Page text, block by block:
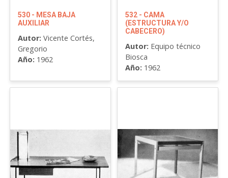
530 - MESA BAJA
AUXILIAR
Autor: Vicente Cortés,
Gregorio
Año: 1962
532 - CAMA
(ESTRUCTURA Y/O
CABECERO)
Autor: Equipo técnico
Biosca
Año: 1962